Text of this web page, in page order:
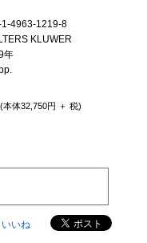
1-4963-1219-8
KLUWER
年
(本体32,750円 ＋ 税)
いいね